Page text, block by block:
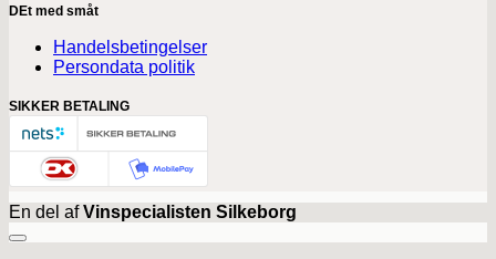
DEt med småt
Handelsbetingelser
Persondata politik
SIKKER BETALING
En del afVinspecialisten Silkeborg